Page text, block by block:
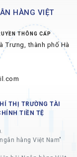
HÀNG VIỆT
THÔNG CẤP
Trưng, thành phố Hà
THỊ TRƯỜNG TÀI
TIỀN TỆ
hàng Việt Nam"